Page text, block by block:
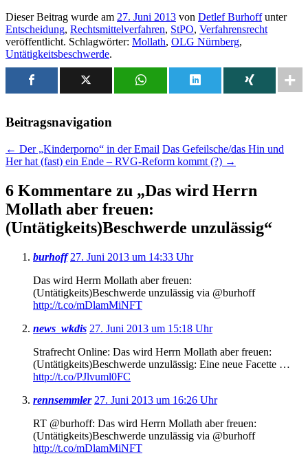
Dieser Beitrag wurde am 27. Juni 2013 von Detlef Burhoffunter
Entscheidung, Rechtsmittelverfahren, StPO, Verfahrensrecht
veröffentlicht. Schlagwörter: Mollath, OLG Nürnberg,
Untätigkeitsbeschwerde.
Beitragsnavigation
← Der „Kinderporno“ in der Email Das Gefeilsche/das Hin und
Her hat (fast) ein Ende – RVG-Reform kommt (?) →
6 Kommentare zu „Das wird Herrn
Mollath aber freuen:
(Untätigkeits)Beschwerde unzulässig“
burhoff 27. Juni 2013 um 14:33 Uhr
Das wird Herrn Mollath aber freuen:
(Untätigkeits)Beschwerde unzulässig via @burhoff
http://t.co/mDlamMiNFT
news_wkdis 27. Juni 2013 um 15:18 Uhr
Strafrecht Online: Das wird Herrn Mollath aber freuen:
(Untätigkeits)Beschwerde unzulässig: Eine neue Facette …
http://t.co/PJlvuml0FC
rennsemmler 27. Juni 2013 um 16:26 Uhr
RT @burhoff: Das wird Herrn Mollath aber freuen:
(Untätigkeits)Beschwerde unzulässig via @burhoff
http://t.co/mDlamMiNFT